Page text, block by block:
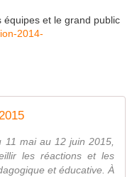
et le grand public
2014-
mai au 12 juin 2015,
les réactions et les
et éducative. À